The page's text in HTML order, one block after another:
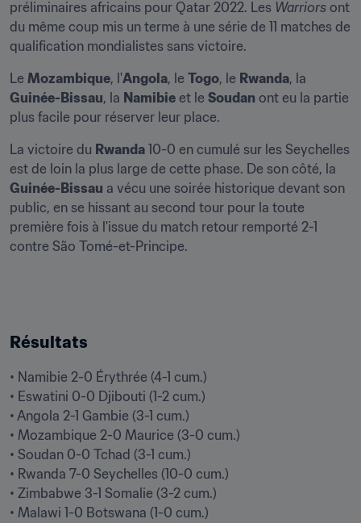
préliminaires africains pour Qatar 2022. Les Warriors ont
du même coup mis un terme à une série de 11 matches de
qualification mondialistes sans victoire.
Le Mozambique, l'Angola, le Togo, le Rwanda
Guinée-Bissau, la Namibie et le Soudan ont eu la partie
plus facile pour réserver leur place.
La victoire du Rwanda 10-0 en cumulé sur les Seychelles
Guinée-Bissau a vécu une soirée historique devant son
public, en se hissant au second tour pour la toute
première fois à l'issue du match retour remporté 2-1
contre São Tomé-et-Principe.
Résultats
• Namibie 2-0 Érythrée (4-1 cum.)
• Eswatini 0-0 Djibouti (1-2 cum.)
• Angola 2-1 Gambie (3-1 cum.)
• Mozambique 2-0 Maurice (3-0 cum.)
• Soudan 0-0 Tchad (3-1 cum.)
• Rwanda 7-0 Seychelles (10-0 cum.)
• Zimbabwe 3-1 Somalie (3-2 cum.)
• Malawi 1-0 Botswana (1-0 cum.)